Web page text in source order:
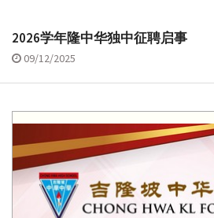
2026学年隆中华独中征聘启事
09/12/2025